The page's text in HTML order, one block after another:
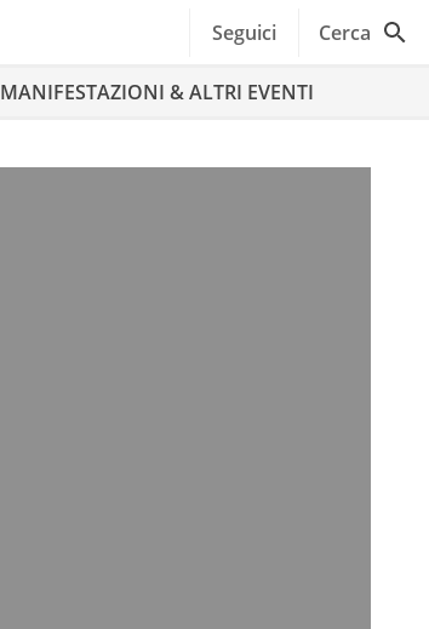
Seguici Cerca
MANIFESTAZIONI & ALTRI EVENTI